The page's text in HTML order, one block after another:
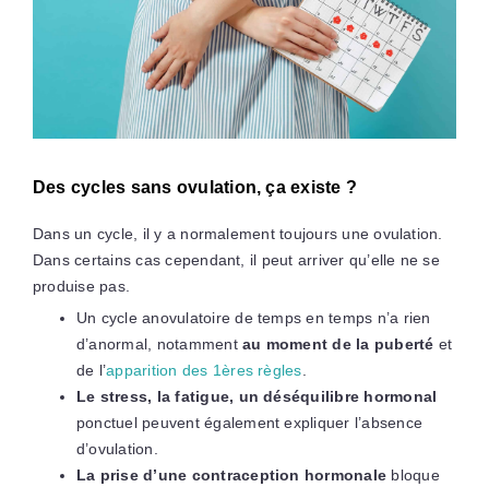
Des cycles sans ovulation, ça existe ?
Dans un cycle, il y a normalement toujours une ovulation.
Dans certains cas cependant, il peut arriver qu’elle ne se
produise pas.
Un cycle anovulatoire de temps en temps n’a rien
d’anormal, notammentau moment de la puberté et
de l’apparition des 1ères règles.
Le stress, la fatigue, un déséquilibre hormonal
ponctuel peuvent également expliquer l’absence
d’ovulation.
La prise d’une contraception hormonale bloque